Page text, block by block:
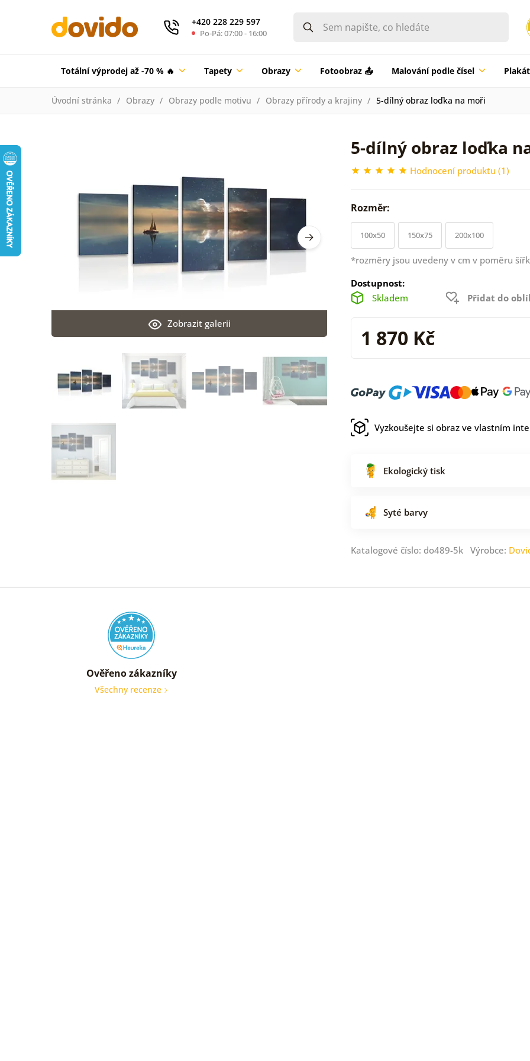
+420 228 229 597
Po-Pá: 07:00 - 16:00
Totální výprodej až -70 % 🔥 Tapety Obrazy Fotoobraz 📤 Malování podle čísel
Úvodní stránka Obrazy Obrazy podle motivu Obrazy přírody a krajiny 5-dílný obraz loďka na moři
5-dílný obraz loďka
Hodnocení produktu (1)
Zobrazit galerii
Rozměr:
100x50 150x75 200x100
*rozměry jsou uvedeny v cm v poměru
Dostupnost:
Skladem
Přidat do
1 870 Kč
Vyzkoušejte si obraz ve vlastním
Ekologický tisk
Syté barvy
Katalogové číslo: do489-5k Výrobce:
Ověřeno zákazníky
Všechny recenze